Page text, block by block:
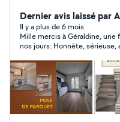
de dressing, une pose
plan de travail, pose
rénovation de sdb ou
oeuvre.... Selon vos
téléphone ou me
chaque chantier afin de
attentes. Je donne aussi
en visio ou en
lieu lors d'une de mes
Dernier avis laissé par
Il y a plus de 6 mois
Mille mercis à Géraldine,
nos jours: Honnête,
recommande vivement.
café :)